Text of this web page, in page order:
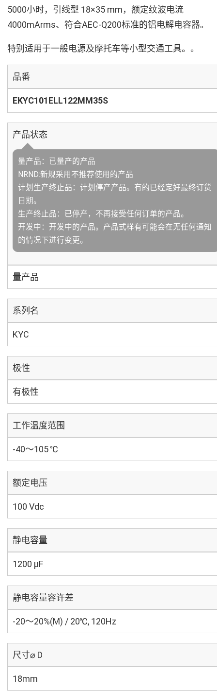
5000小时，引线型 18×35 mm，额定纹波电流
4000mArms、符合AEC-Q200标准的铝电解电容器。
特别适用于一般电源及摩托车等小型交通工具。。
品番
EKYC101ELL122MM35S
产品状态
量产品：已量产的产品
NRND:新规采用不推荐使用的产品
计划生产终止品：计划停产产品。有的已经定好最终订货
日期。
生产终止品：已停产，不再接受任何订单的产品。
开发中：开发中的产品。产品式样有可能会在无任何通知
的情况下进行变更。
量产品
系列名
KYC
极性
有极性
工作温度范围
-40～105 ℃
额定电压
100 Vdc
静电容量
1200 µF
静电容量容许差
-20～20%(M) / 20℃, 120Hz
尺寸⌀ D
18mm